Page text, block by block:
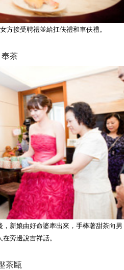
方接受聘禮並給扛伕禮和車伕禮。
奉茶
新娘由好命婆牽出來，手棒著甜茶向男
旁邊說吉祥話。
茶甌